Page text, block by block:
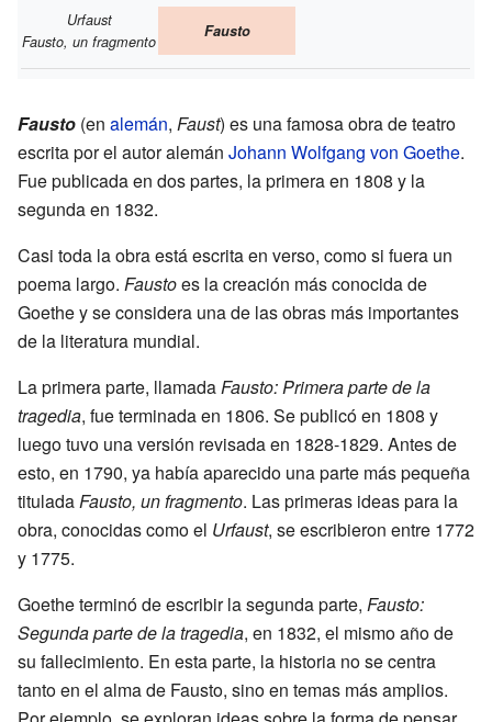
Urfaust
Fausto, un fragmento
Fausto
Fausto (en alemán, Faust) es una famosa obra de teatro
escrita por el autor alemán Johann Wolfgang von Goethe.
Fue publicada en dos partes, la primera en 1808 y la
segunda en 1832.
Casi toda la obra está escrita en verso, como si fuera un
poema largo. Faustoes la creación más conocida de
Goethe y se considera una de las obras más importantes
de la literatura mundial.
La primera parte, llamadaFausto: Primera parte de la
tragedia, fue terminada en 1806. Se publicó en 1808 y
luego tuvo una versión revisada en 1828-1829. Antes de
esto, en 1790, ya había aparecido una parte más pequeña
tituladaFausto, un fragmento. Las primeras ideas para la
obra, conocidas como el Urfaust, se escribieron entre 1772
y 1775.
Goethe terminó de escribir la segunda parte, Fausto:
Segunda parte de la tragedia, en 1832, el mismo año de
su fallecimiento. En esta parte, la historia no se centra
tanto en el alma de Fausto, sino en temas más amplios.